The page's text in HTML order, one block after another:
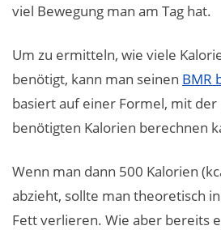
viel Bewegung man am Tag hat.
Um zu ermitteln, wie viele
benötigt, kann man seinen BMR
basiert auf einer Formel, mit der
benötigten Kalorien berechnen
Wenn man dann 500 Kalorien
abzieht, sollte man theoretisch
Fett verlieren. Wie aber bereits